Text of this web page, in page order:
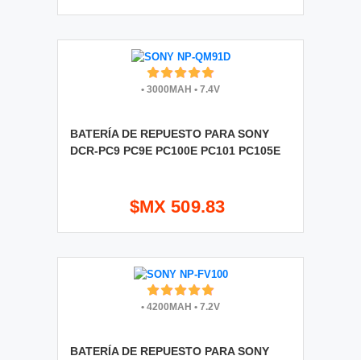
• 3000MAH • 7.4V
BATERÍA DE REPUESTO PARA SONY
DCR-PC9 PC9E PC100E PC101 PC105E
$MX 509.83
• 4200MAH • 7.2V
BATERÍA DE REPUESTO PARA SONY